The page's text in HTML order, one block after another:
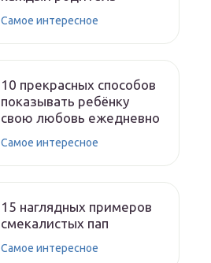
Самое интересное
10 прекрасных способов
показывать ребёнку
свою любовь ежедневно
Самое интересное
15 наглядных примеров
смекалистых пап
Самое интересное